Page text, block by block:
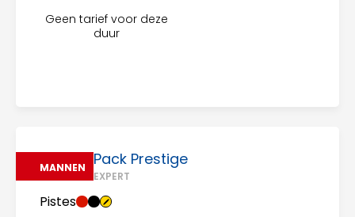
Geen tarief voor deze
duur
MANNEN Pack Prestige
EXPERT
Pistes